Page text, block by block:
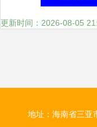
更新时间：2026-08-05
地址：海南省三亚